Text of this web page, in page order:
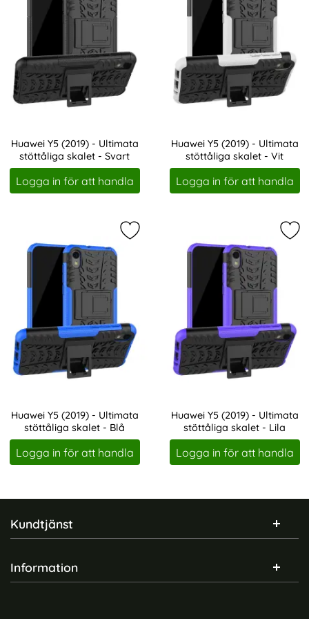
Huawei Y5 (2019) - Ultimata
stöttåliga skalet - Svart
Art. nr 1286
Logga in för att handla
Huawei Y5 (2019) - Ultimata
stöttåliga skalet - Vit
Art. nr 1287
Logga in för att handla
Huawei Y5 (2019) - Ultimata
stöttåliga skalet - Blå
Art. nr 1288
Logga in för att handla
Markera huawei Y5 (2019) -
Huawei Y5 (2019) - Ultimata
stöttåliga skalet - Lila
Art. nr 1289
Logga in för att handla
Sidfot Blandad info och länkar
Kundtjänst
Information